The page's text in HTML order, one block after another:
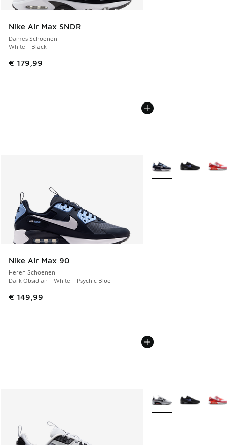
Nike Air Max SNDR
Dames Schoenen
White - Black
€ 179,99
Nike Air Max 90
Heren Schoenen
Dark Obsidian - White - Psychic Blue
€ 149,99
Meer kleuren
Meer kleuren